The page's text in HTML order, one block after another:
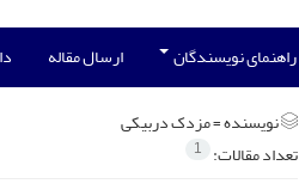
راهنمای نویسندگان ارسال مقاله
نویسنده =مزدک دربیکی
تعداد مقالات: 1